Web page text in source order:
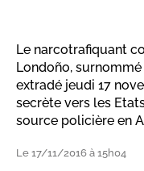
Le narcotrafiquant
Londoño, surnommé
extradé jeudi 17
secrète vers les
source policière en
Le 17/11/2016 à 15h04